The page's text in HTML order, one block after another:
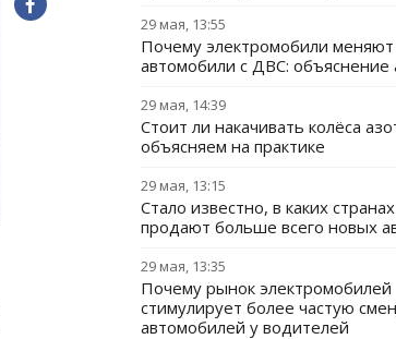
29 мая, 13:55
Почему электромобили
автомобили с ДВС: объяснение
29 мая, 14:39
Стоит ли накачивать колёса
объясняем на практике
29 мая, 13:15
Стало известно, в каких
продают больше всего новых
29 мая, 13:35
Почему рынок электромобилей
стимулирует более частую
автомобилей у водителей